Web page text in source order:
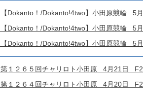
【Dokanto！/Dokanto!4two】小田原競輪 5
【Dokanto！/Dokanto!4two】小田原競輪 5
【Dokanto！/Dokanto!4two】小田原競輪 5
第１２６５回チャリロト小田原 4月21日
第１２６４回チャリロト小田原 4月20日